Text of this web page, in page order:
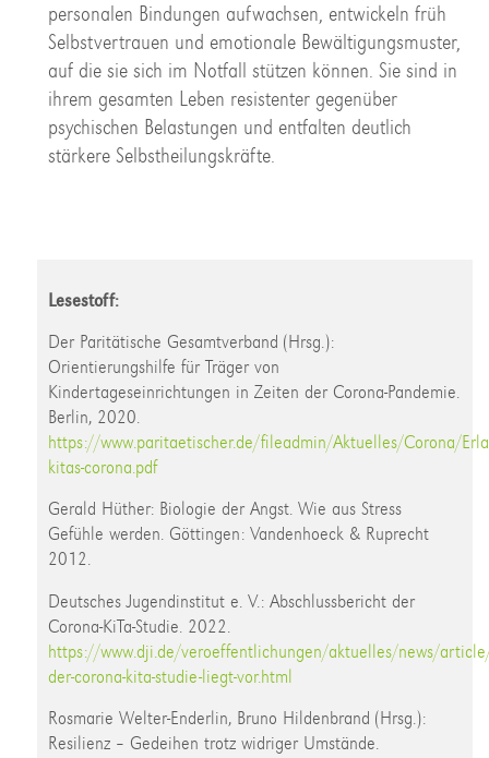
personalen Bindungen aufwachsen, entwickeln früh
Selbstvertrauen und emotionale Bewältigungsmuster,
auf die sie sich im Notfall stützen können. Sie sind in
ihrem gesamten Leben resistenter gegenüber
psychischen Belastungen und entfalten deutlich
stärkere Selbstheilungskräfte.
Lesestoff:
Der Paritätische Gesamtverband (Hrsg.):
Orientierungshilfe für Träger von
Kindertageseinrichtungen in Zeiten der Corona-Pandemie.
Berlin, 2020.
https://www.paritaetischer.de/fileadmin/Aktuelles/Corona/
kitas-corona.pdf
Gerald Hüther: Biologie der Angst. Wie aus Stress
Gefühle werden. Göttingen: Vandenhoeck & Ruprecht
2012.
Deutsches Jugendinstitut e. V.: Abschlussbericht der
Corona-KiTa-Studie. 2022.
https://www.dji.de/veroeffentlichungen/aktuelles/news/
der-corona-kita-studie-liegt-vor.html
Rosmarie Welter-Enderlin, Bruno Hildenbrand (Hrsg.):
Resilienz – Gedeihen trotz widriger Umstände.